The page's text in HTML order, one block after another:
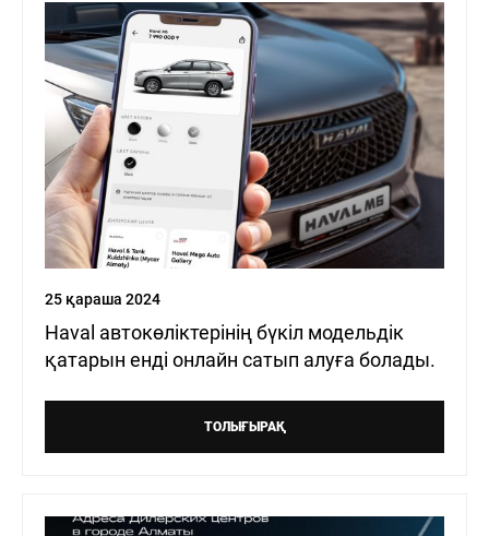
25 қараша 2024
Haval автокөліктерінің бүкіл модельдік
қатарын енді онлайн сатып алуға болады.
ТОЛЫҒЫРАҚ